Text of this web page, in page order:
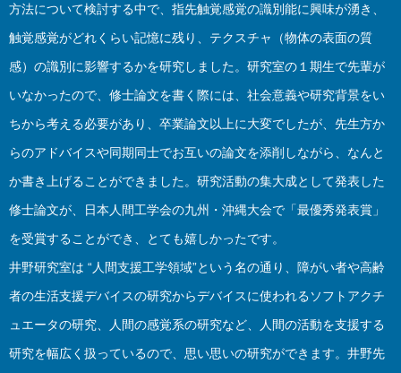
方法について検討する中で、指先触覚感覚の識別能に興味が湧き、
触覚感覚がどれくらい記憶に残り、テクスチャ（物体の表面の質
感）の識別に影響するかを研究しました。研究室の１期生で先輩が
いなかったので、修士論文を書く際には、社会意義や研究背景をい
ちから考える必要があり、卒業論文以上に大変でしたが、先生方か
らのアドバイスや同期同士でお互いの論文を添削しながら、なんと
か書き上げることができました。研究活動の集大成として発表した
修士論文が、日本人間工学会の九州・沖縄大会で「最優秀発表賞」
を受賞することができ、とても嬉しかったです。
井野研究室は “人間支援工学領域”という名の通り、障がい者や高齢
者の生活支援デバイスの研究からデバイスに使われるソフトアクチ
ュエータの研究、人間の感覚系の研究など、人間の活動を支援する
研究を幅広く扱っているので、思い思いの研究ができます。井野先